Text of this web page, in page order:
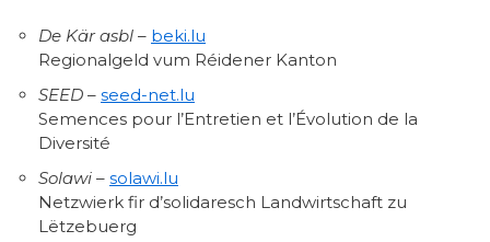
De Kär asbl – beki.lu
Regionalgeld vum Réidener Kanton
SEED – seed-net.lu
Semences pour l’Entretien et l’Évolution de la
Diversité
Solawi – solawi.lu
Netzwierk fir d’solidaresch Landwirtschaft zu
Lëtzebuerg